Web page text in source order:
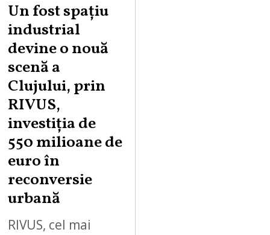
Un fost spațiu
industrial
devine o nouă
scenă a
Clujului, prin
RIVUS,
investiția de
550 milioane de
euro în
reconversie
urbană
RIVUS, cel mai